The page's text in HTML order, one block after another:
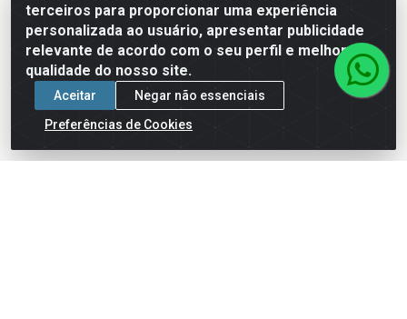
Faça seu login ou
cadastre-se para
ver preços e
comprar
Faça seu login ou
cadastre-se para
ver preços e
terceiros para proporcionar uma experiência
personalizada ao usuário, apresentar publicidade
relevante de acordo com o seu perfil e melhorar a
qualidade do nosso site.
Aceitar
Negar não essenciais
Preferências de Cookies